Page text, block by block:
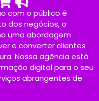
com o público é
dos negócios, o
uma abordagem
e converter clientes
Nossa agência está
digital para o seu
abrangentes de